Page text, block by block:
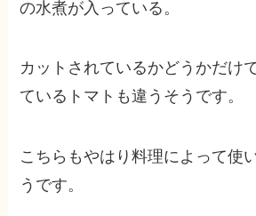
の水煮が入っている。
カットされているかどうかだけ
ているトマトも違うそうです。
こちらもやはり料理によって使
うです。